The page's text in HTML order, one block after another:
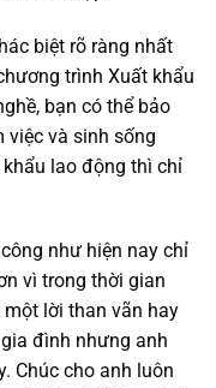
biệt rõ ràng nhất
trình Xuất khẩu
bạn có thể bảo
việc và sinh sống
lao động thì chỉ
như hiện nay chỉ
vì trong thời gian
lời than vãn hay
đình nhưng anh
Chúc cho anh luôn